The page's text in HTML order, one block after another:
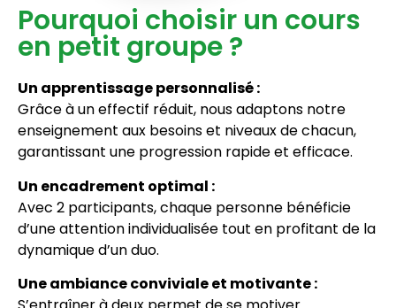
Pourquoi choisir un cours
en petit groupe ?
Un apprentissage personnalisé :
Grâce à un effectif réduit, nous adaptons notre
enseignement aux besoins et niveaux de chacun,
garantissant une progression rapide et efficace.
Un encadrement optimal :
Avec 2 participants, chaque personne bénéficie
d’une attention individualisée tout en profitant de la
dynamique d’un duo.
Une ambiance conviviale et motivante :